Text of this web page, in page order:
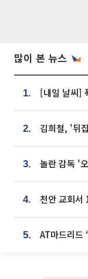
많이 본 뉴스
1.
2.
3.
4.
5.